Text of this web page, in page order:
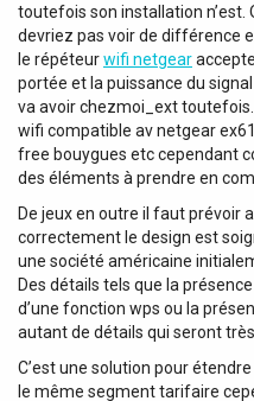
toutefois son installation n’est.
devriez pas voir de différence
le répéteurwifi netgear
portée et la puissance du
va avoir chezmoi_ext
wifi compatible av netgear
free bouygues etc cependant
des éléments à prendre en
De jeux en outre il faut prévoir
correctement le design est
une société américaine
Des détails tels que la
d’une fonction wps ou la
autant de détails qui seront très.
C’est une solution pour
le même segment tarifaire